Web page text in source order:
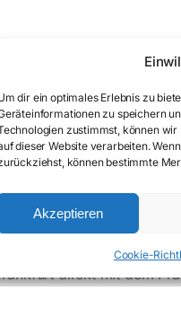
dir ein optimales Erlebnis zu
zu speichern
zustimmst, können
dieser Website verarbeiten.
können bestimmte
Akzeptieren
Cookie-
direkt mit dem